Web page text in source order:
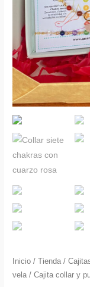
Inicio /Tienda /
vela / Cajita collar y